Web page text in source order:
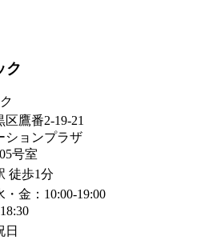
ク
鷹番2-19-21
ションプラザ
号室
徒歩1分
・金：10:00-19:00
日